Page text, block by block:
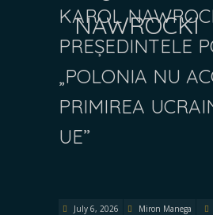
NAWROCKI
KAROL
PREȘEDINTELE
„POLONIA NU
PRIMIREA
UE”
July 6, 2026 Miron Manega